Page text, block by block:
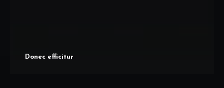
Donec efficitur